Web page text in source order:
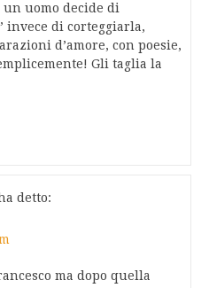
un uomo decide di
invece di corteggiarla,
d’amore, con poesie,
Gli taglia la
detto:
ma dopo quella